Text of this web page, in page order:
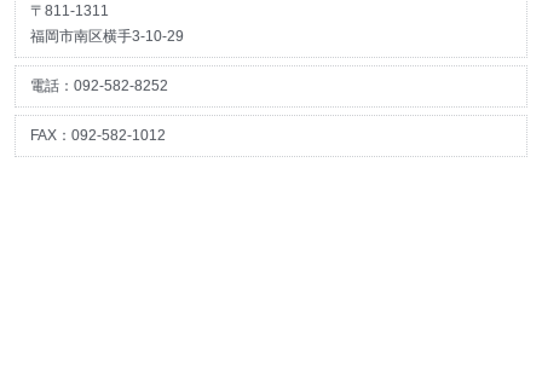
〒811-1311
福岡市南区横手3-10-29
電話：092-582-8252
FAX：092-582-1012